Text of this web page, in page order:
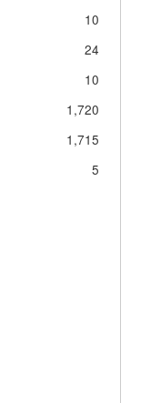
10
24
10
1,720
1,715
5